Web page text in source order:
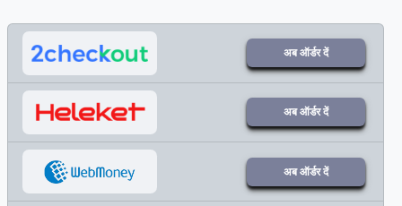
अब ऑर्डर दें
अब ऑर्डर दें
अब ऑर्डर दें